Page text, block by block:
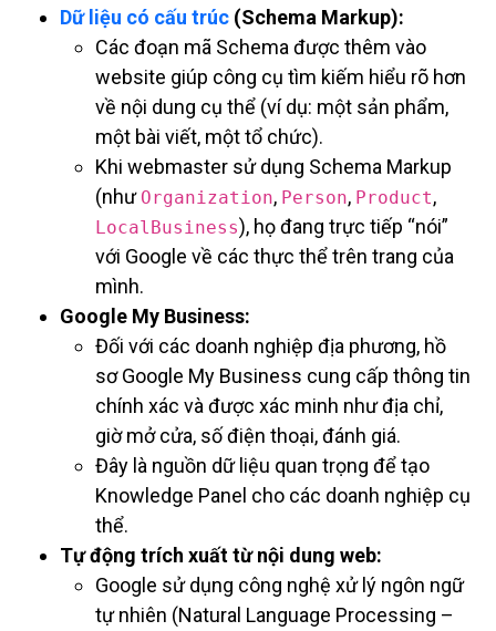
Dữ liệu có cấu trúc (Schema Markup):
Các đoạn mã Schema được thêm vào
website giúp công cụ tìm kiếm hiểu rõ hơn
về nội dung cụ thể (ví dụ: một sản phẩm,
một bài viết, một tổ chức).
Khi webmaster sử dụng Schema Markup
(như Organization, Person, Product,
LocalBusiness), họ đang trực tiếp “nói”
với Google về các thực thể trên trang của
mình.
Google My Business:
Đối với các doanh nghiệp địa phương, hồ
sơ Google My Business cung cấp thông tin
chính xác và được xác minh như địa chỉ,
giờ mở cửa, số điện thoại, đánh giá.
Đây là nguồn dữ liệu quan trọng để tạo
Knowledge Panel cho các doanh nghiệp cụ
thể.
Tự động trích xuất từ nội dung web:
Google sử dụng công nghệ xử lý ngôn ngữ
tự nhiên (Natural Language Processing –